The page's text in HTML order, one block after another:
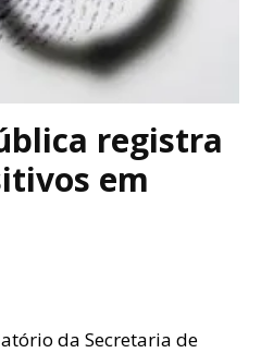
registra
em
da Secretaria de